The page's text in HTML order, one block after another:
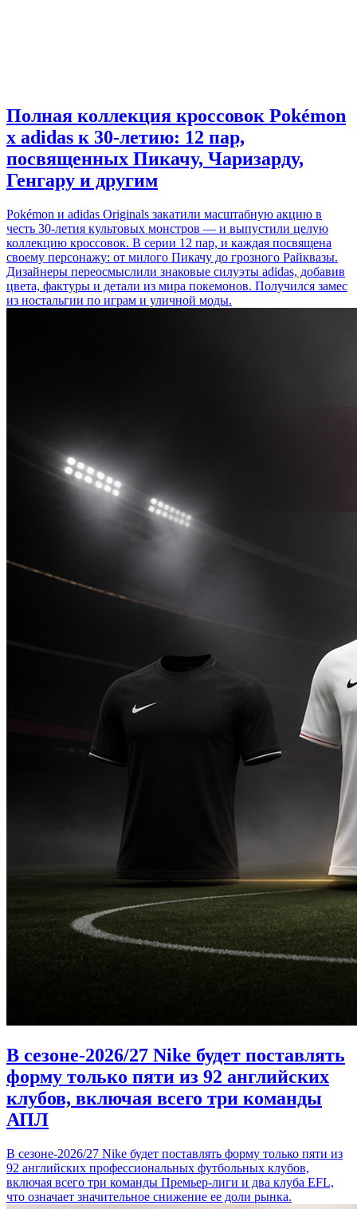
Полная коллекция кроссовок Pokémon
x adidas к 30-летию: 12 пар,
посвященных Пикачу, Чаризарду,
Генгару и другим
Pokémon и adidas Originals закатили масштабную акцию в
честь 30-летия культовых монстров — и выпустили целую
коллекцию кроссовок. В серии 12 пар, и каждая посвящена
своему персонажу: от милого Пикачу до грозного Райквазы.
Дизайнеры переосмыслили знаковые силуэты adidas, добавив
цвета, фактуры и детали из мира покемонов. Получился замес
из ностальгии по играм и уличной моды.
В сезоне-2026/27 Nike будет поставлять
форму только пяти из 92 английских
клубов, включая всего три команды
АПЛ
В сезоне-2026/27 Nike будет поставлять форму только пяти из
92 английских профессиональных футбольных клубов,
включая всего три команды Премьер-лиги и два клуба EFL,
что означает значительное снижение ее доли рынка.